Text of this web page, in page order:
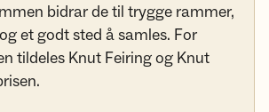
bidrar de til trygge rammer,
et godt sted å samles. For
tildeles Knut Feiring og Knut